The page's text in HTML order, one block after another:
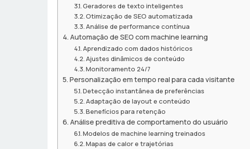
Geradores de texto inteligentes
Otimização de SEO automatizada
Análise de performance contínua
Automação de SEO com machine learning
Aprendizado com dados históricos
Ajustes dinâmicos de conteúdo
Monitoramento 24/7
Personalização em tempo real para cada visitante
Detecção instantânea de preferências
Adaptação de layout e conteúdo
Benefícios para retenção
Análise preditiva de comportamento do usuário
Modelos de machine learning treinados
Mapas de calor e trajetórias